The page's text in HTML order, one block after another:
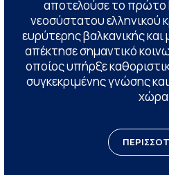
αποτελούσε το πρώτο
νεοσύστατου ελληνικού
ευρύτερης βαλκανικής και
απέκτησε σημαντικό
οποίος υπήρξε
συγκεκριμένης γνώσης